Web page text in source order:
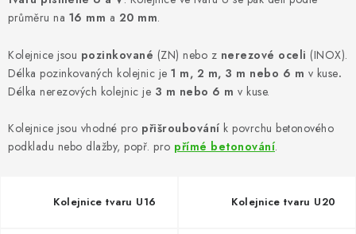
KOLEJOVÉ BRÁNY
KŘÍDLOVÉ BRÁNY A BRANKY
ZÁVĚSNÉ BRÁNY
KONSTRUKČNÍ PROFILY
průměru na 16 mm a 20 mm.
Kolejnice jsou pozinkované (ZN) nebo z nerezové oceli (INOX).
Délka pozinkovaných kolejnic je 1 m, 2 m, 3 m nebo 6 m v kuse.
Délka nerezových kolejnic je 3 m nebo 6 m v kuse.
Kolejnice jsou vhodné pro přišroubování k povrchu betonového
podkladu nebo dlažby, popř. pro přímé betonování.
Kolejnice tvaru U16 Kolejnice tvaru U20